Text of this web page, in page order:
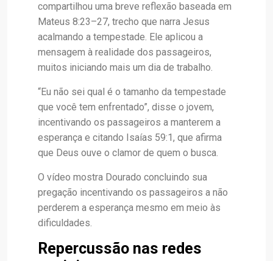
compartilhou uma breve reflexão baseada em
Mateus 8:23–27, trecho que narra Jesus
acalmando a tempestade. Ele aplicou a
mensagem à realidade dos passageiros,
muitos iniciando mais um dia de trabalho.
“Eu não sei qual é o tamanho da tempestade
que você tem enfrentado”, disse o jovem,
incentivando os passageiros a manterem a
esperança e citando Isaías 59:1, que afirma
que Deus ouve o clamor de quem o busca.
O vídeo mostra Dourado concluindo sua
pregação incentivando os passageiros a não
perderem a esperança mesmo em meio às
dificuldades.
Repercussão nas redes